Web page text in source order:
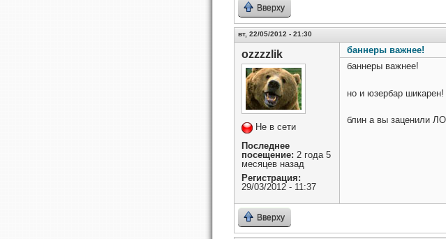
Вверху
вт, 22/05/2012 - 21:30
ozzzzlik
Не в сети
Последнее
посещение: 2 года 5
месяцев назад
Регистрация:
29/03/2012 - 11:37
баннеры важнее!
баннеры важнее!
но и юзербар
блин а вы заценили
Вверху